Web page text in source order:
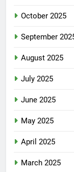
October 2025
September
August 2025
July 2025
June 2025
May 2025
April 2025
March 2025